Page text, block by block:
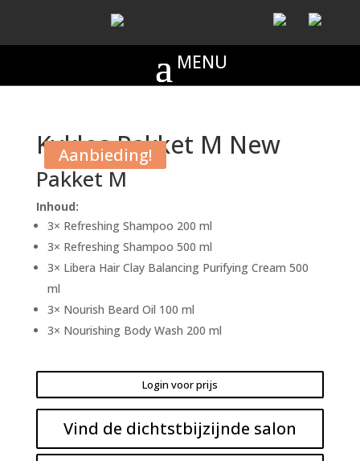
Aanbieding!
Kyklos Pakket M New
Pakket M
Inhoud:
3× Refreshing Shampoo 200 ml
3× Refreshing Shampoo 500 ml
3× Libera Hair Clay Balancing Purifying Cream 500
ml
3× Nourish Beard Oil 100 ml
3× Nourishing Body Wash 200 ml
Login voor prijs
Vind de dichtstbijzijnde salon